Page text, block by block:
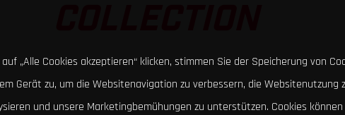
„Alle Cookies akzeptieren“ klicken, stimmen Sie der Speicherung von
Gerät zu, um die Websitenavigation zu verbessern, die Websitenutzung
und unsere Marketingbemühungen zu unterstützen. Cookies können